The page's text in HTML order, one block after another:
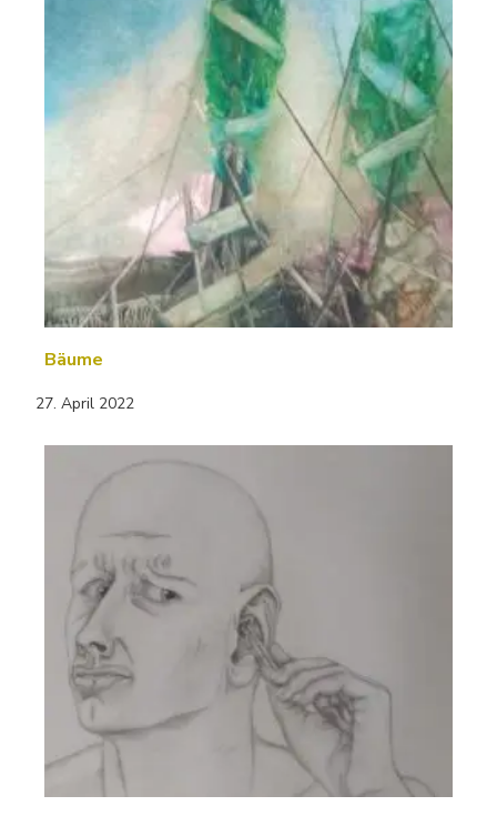
Bäume
27. April 2022